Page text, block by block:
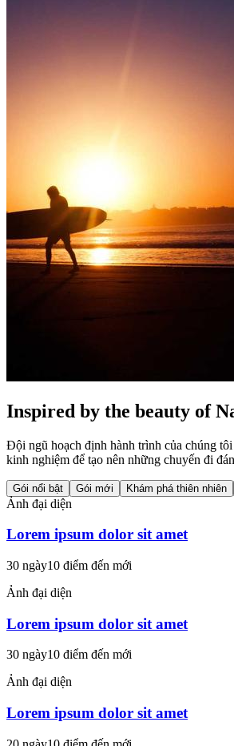
Inspired by the beauty of
Đội ngũ hoạch định hành trình của chúng
kinh nghiệm để tạo nên những chuyến đi
Gói nổi bật Gói mới Khám phá thiên nhiên
Ảnh đại diện
Lorem ipsum dolor sit amet
30 ngày10 điểm đến mới
Ảnh đại diện
Lorem ipsum dolor sit amet
30 ngày10 điểm đến mới
Ảnh đại diện
Lorem ipsum dolor sit amet